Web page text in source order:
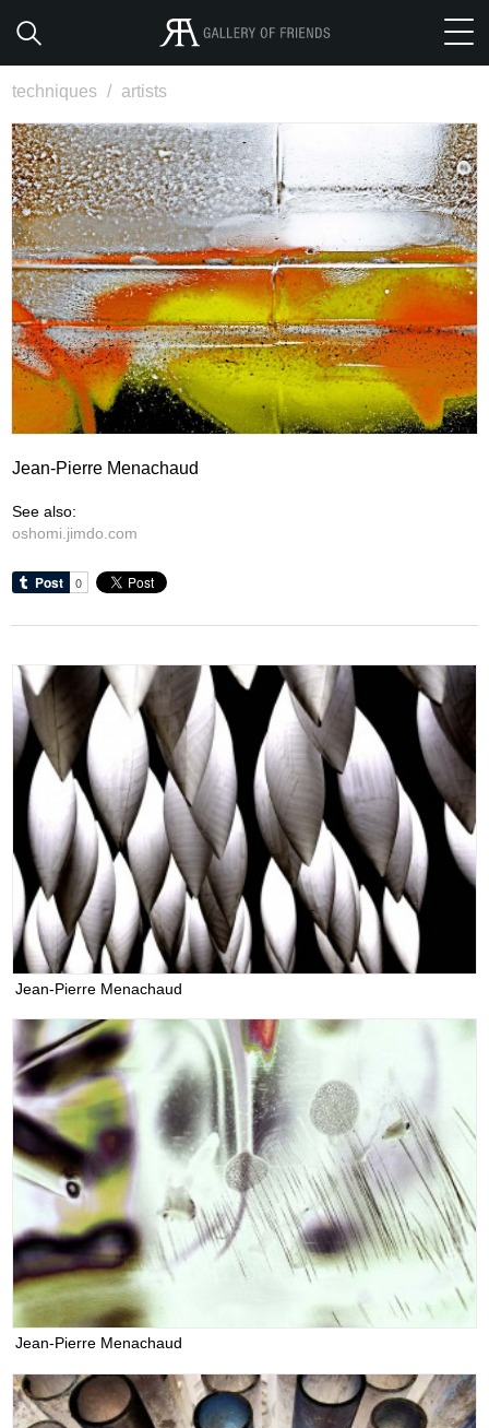
techniques / artists
Jean-Pierre Menachaud
See also:
oshomi.jimdo.com
Jean-Pierre Menachaud
Jean-Pierre Menachaud